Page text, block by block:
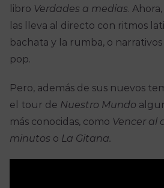
libro Verdades a medias.
las lleva al directo con ritmos
bachata y la rumba, o
pop.
Pero, además de sus nuevos
el tour de Nuestro Mundo
más conocidas, como Vencer al
minutos o La Gitana.